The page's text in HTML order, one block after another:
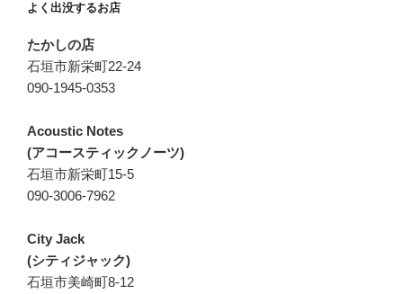
よく出没するお店
たかしの店
石垣市新栄町22-24
090-1945-0353
Acoustic Notes
(アコースティックノーツ)
石垣市新栄町15-5
090-3006-7962
City Jack
(シティジャック)
石垣市美崎町8-12